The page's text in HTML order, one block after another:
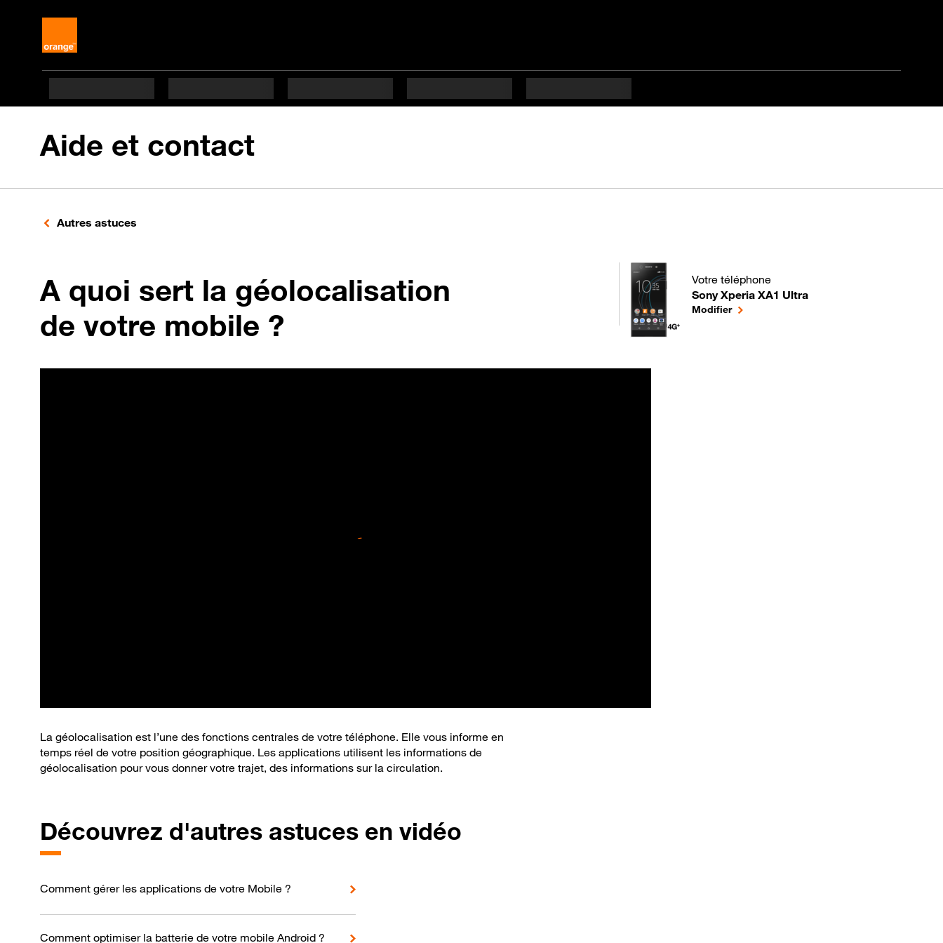
Aide et contact
Autres astuces
A quoi sert la géolocalisation
de votre mobile ?
Votre téléphone
Sony Xperia XA1 Ultra
A quoi sert la géolocalisation de votre mobile ? pour
Modifierle téléphone sélectionné
La géolocalisation est l’une des fonctions centrales de votre téléphone. Elle vous informe en
temps réel de votre position géographique. Les applications utilisent les informations de
géolocalisation pour vous donner votre trajet, des informations sur la circulation.
Découvrez d'autres astuces en vidéo
Comment gérer les applications de votre Mobile ?
Comment optimiser la batterie de votre mobile Android ?